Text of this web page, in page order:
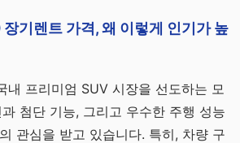
기렌트 가격, 왜 이렇게 인기가 높
내 프리미엄 SUV 시장을 선도하는 모
첨단 기능, 그리고 우수한 주행 성능
관심을 받고 있습니다. 특히, 차량 구